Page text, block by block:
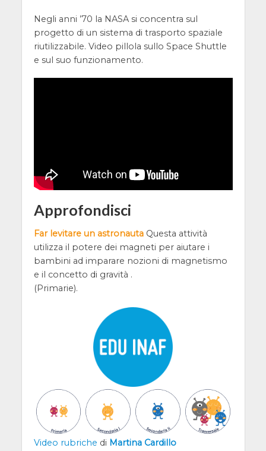
Negli anni ’70 la NASA si concentra sul
progetto di un sistema di trasporto spaziale
riutilizzabile. Video pillola sullo Space Shuttle
e sul suo funzionamento.
Approfondisci
Far levitare un astronautaQuesta attività
utilizza il potere dei magneti per aiutare i
bambini ad imparare nozioni di magnetismo
e il concetto di gravità .
(Primarie).
Video rubriche di Martina Cardillo